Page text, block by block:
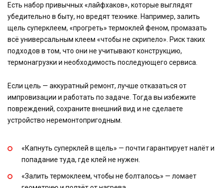
Есть набор привычных «лайфхаков», которые выглядят
убедительно в быту, но вредят технике. Например, залить
щель суперклеем, «прогреть» термоклей феном, промазать
всё универсальным клеем «чтобы не скрипело». Риск таких
подходов в том, что они не учитывают конструкцию,
термонагрузки и необходимость последующего сервиса.
Если цель — аккуратный ремонт, лучше отказаться от
импровизации и работать по задаче. Тогда вы избежите
повреждений, сохраните внешний вид и не сделаете
устройство неремонтопригодным.
«Капнуть суперклей в щель» — почти гарантирует налёт и
попадание туда, где клей не нужен.
«Залить термоклеем, чтобы не болталось» — ломает